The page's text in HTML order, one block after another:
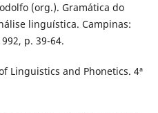
(org.). Gramática do
linguística. Campinas:
p. 39-64.
Linguistics and Phonetics. 4ª